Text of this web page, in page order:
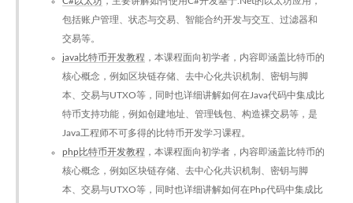
包括账户管理、状态与交易、智能合约开发与交互、过滤器和
交易等。
java比特币开发教程 ，本课程面向初学者，内容即涵盖比特币的
核心概念，例如区块链存储、去中心化共识机制、密钥与脚
本、交易与UTXO等，同时也详细讲解如何在Java代码中集成比
特币支持功能，例如创建地址、管理钱包、构造裸交易等，是
Java工程师不可多得的比特币开发学习课程。
php比特币开发教程 ，本课程面向初学者，内容即涵盖比特币的
核心概念，例如区块链存储、去中心化共识机制、密钥与脚
本、交易与UTXO等，同时也详细讲解如何在Php代码中集成比